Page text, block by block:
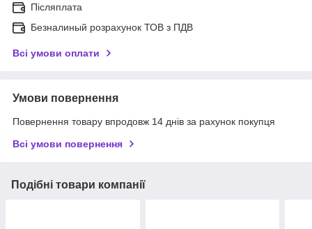
Післяплата
Безналиный розрахунок ТОВ з ПДВ
Всі умови оплати
Умови повернення
Повернення товару впродовж 14 днів за рахунок покупця
Всі умови повернення
Подібні товари компанії